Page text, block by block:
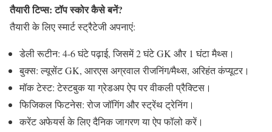
तैयारी टिप्स: टॉप स्कोर कैसे बनें?
तैयारी के लिए स्मार्ट स्ट्रैटेजी अपनाएं:
डेली रूटीन: 4-6 घंटे पढ़ाई, जिसमें 2 घंटे GK और 1 घंटा मैथ्स।
बुक्स: ल्यूसेंट GK, आरएस अग्रवाल रीजनिंग/मैथ्स, अरिहंत कंप्यूटर।
मॉक टेस्ट: टेस्टबुक या ग्रेडअप ऐप पर वीकली प्रैक्टिस।
फिजिकल फिटनेस: रोज जॉगिंग और स्ट्रेंथ ट्रेनिंग।
करेंट अफेयर्स के लिए दैनिक जागरण या ऐप फॉलो करें।